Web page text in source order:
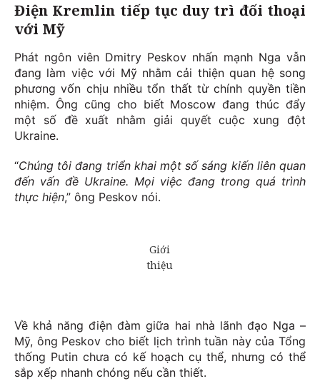
Điện Kremlin tiếp tục duy trì đối thoại
với Mỹ
Phát ngôn viên Dmitry Peskov nhấn mạnh Nga vẫn
đang làm việc với Mỹ nhằm cải thiện quan hệ song
phương vốn chịu nhiều tổn thất từ chính quyền tiền
nhiệm. Ông cũng cho biết Moscow đang thúc đẩy
một số đề xuất nhằm giải quyết cuộc xung đột
Ukraine.
“Chúng tôi đang triển khai một số sáng kiến liên quan
đến vấn đề Ukraine. Mọi việc đang trong quá trình
thực hiện,” ông Peskov nói.
Về khả năng điện đàm giữa hai nhà lãnh đạo Nga –
Mỹ, ông Peskov cho biết lịch trình tuần này của Tổng
thống Putin chưa có kế hoạch cụ thể, nhưng có thể
sắp xếp nhanh chóng nếu cần thiết.